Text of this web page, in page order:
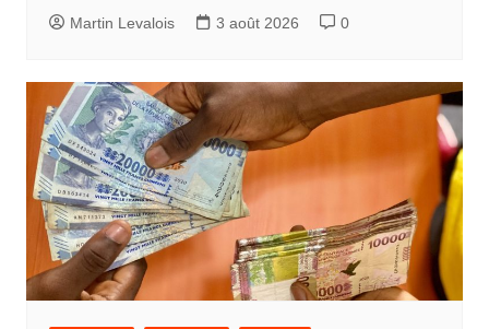
Martin Levalois 3 août 2026 0